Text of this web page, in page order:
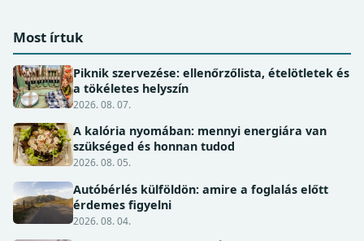
Most írtuk
Piknik szervezése: ellenőrzőlista, ételötletek és
a tökéletes helyszín
2026. 08. 07.
A kalória nyomában: mennyi energiára van
szükséged és honnan tudod
2026. 08. 05.
Autóbérlés külföldön: amire a foglalás előtt
érdemes figyelni
2026. 08. 04.